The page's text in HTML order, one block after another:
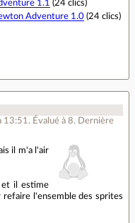
1.1 (24 clics)
Adventure 1.0(24 clics)
13:51 . Évalué à 8. Dernière
il m'a l'air
et il estime
l'ensemble des sprites